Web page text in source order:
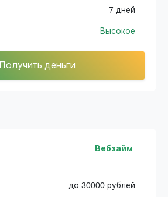
7 дней
Высокое
Получить деньги
Вебзайм
до 30000 рублей